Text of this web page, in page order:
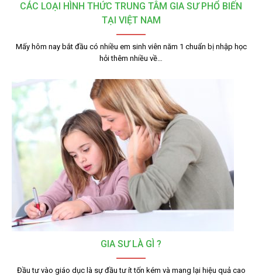
CÁC LOẠI HÌNH THỨC TRUNG TÂM GIA SƯ PHỔ BIẾN
TẠI VIỆT NAM
Mấy hôm nay bắt đầu có nhiều em sinh viên năm 1 chuẩn bị nhập học
hỏi thêm nhiều về…
GIA SƯ LÀ GÌ ?
Đầu tư vào giáo dục là sự đầu tư ít tốn kém và mang lại hiệu quả cao